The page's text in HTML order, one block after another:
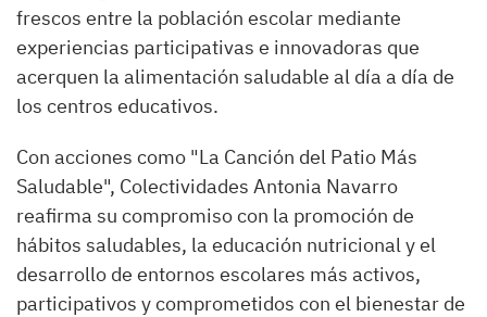
frescos entre la población escolar mediante
experiencias participativas e innovadoras que
acerquen la alimentación saludable al día a día de
los centros educativos.
Con acciones como "La Canción del Patio Más
Saludable", Colectividades Antonia Navarro
reafirma su compromiso con la promoción de
hábitos saludables, la educación nutricional y el
desarrollo de entornos escolares más activos,
participativos y comprometidos con el bienestar de